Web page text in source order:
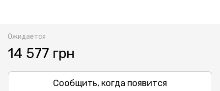
Ожидается
14 577 грн
Сообщить, когда появится